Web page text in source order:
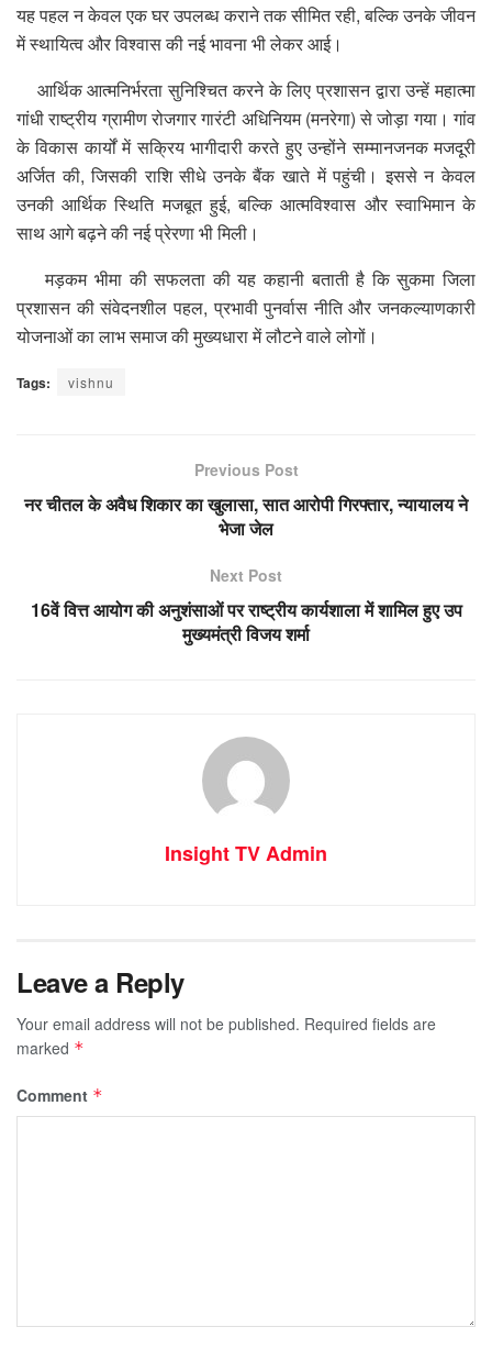
यह पहल न केवल एक घर उपलब्ध कराने तक सीमित रही, बल्कि उनके जीवन
में स्थायित्व और विश्वास की नई भावना भी लेकर आई।
आर्थिक आत्मनिर्भरता सुनिश्चित करने के लिए प्रशासन द्वारा उन्हें महात्मा
गांधी राष्ट्रीय ग्रामीण रोजगार गारंटी अधिनियम (मनरेगा) से जोड़ा गया। गांव
के विकास कार्यों में सक्रिय भागीदारी करते हुए उन्होंने सम्मानजनक मजदूरी
अर्जित की, जिसकी राशि सीधे उनके बैंक खाते में पहुंची। इससे न केवल
उनकी आर्थिक स्थिति मजबूत हुई, बल्कि आत्मविश्वास और स्वाभिमान के
साथ आगे बढ़ने की नई प्रेरणा भी मिली।
मड़कम भीमा की सफलता की यह कहानी बताती है कि सुकमा जिला
प्रशासन की संवेदनशील पहल, प्रभावी पुनर्वास नीति और जनकल्याणकारी
योजनाओं का लाभ समाज की मुख्यधारा में लौटने वाले लोगों।
Tags: vishnu
Previous Post
नर चीतल के अवैध शिकार का खुलासा, सात आरोपी गिरफ्तार, न्यायालय ने
भेजा जेल
Next Post
16वें वित्त आयोग की अनुशंसाओं पर राष्ट्रीय कार्यशाला में शामिल हुए उप
मुख्यमंत्री विजय शर्मा
Insight TV Admin
Leave a Reply
Your email address will not be published. Required fields are
marked *
Comment *